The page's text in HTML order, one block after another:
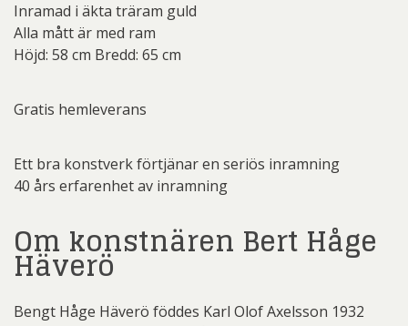
Inramad i äkta träram guld
Alla mått är med ram
Höjd: 58 cm Bredd: 65 cm
Gratis hemleverans
Ett bra konstverk förtjänar en seriös inramning
40 års erfarenhet av inramning
Om konstnären Bert Håge
Häverö
Bengt Håge Häverö föddes Karl Olof Axelsson 1932